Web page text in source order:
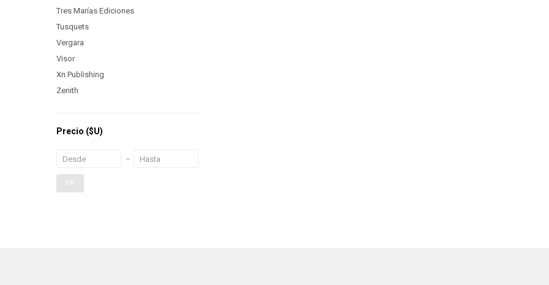
Tres Marías Ediciones
Tusquets
Vergara
Visor
Xn Publishing
Zenith
Precio ($U)
OK